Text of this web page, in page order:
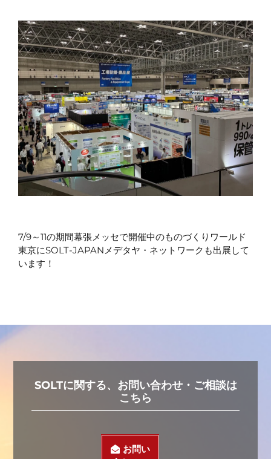
7/9～11の期間幕張メッセで開催中のものづくりワールド
東京にSOLT-JAPANメデタヤ・ネットワークも出展して
います！
SOLTに関する、お問い合わせ・ご相談は
こちら
お問い